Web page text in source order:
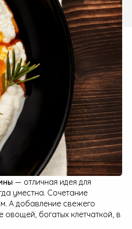
— отличная идея для
уместна. Сочетание
А добавление свежего
богатых клетчаткой, в